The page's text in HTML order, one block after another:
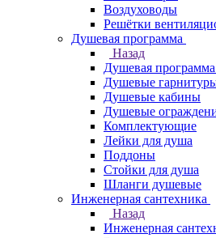
Воздуховоды
Решётки
Душевая программа
Назад
Душевая программа
Душевые
Душевые кабины
Душевые
Комплектующие
Лейки для душа
Поддоны
Стойки для душа
Шланги душевые
Инженерная сантехника
Назад
Инженерная